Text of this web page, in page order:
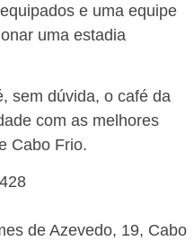
e uma equipe
uma estadia
sem dúvida, o café da
com as melhores
Cabo Frio.
de Azevedo, 19, Cabo